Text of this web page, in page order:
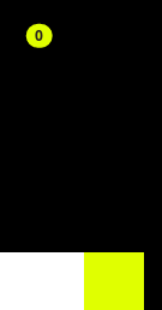
0aantal